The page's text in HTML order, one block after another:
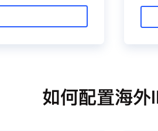
如何配置海外